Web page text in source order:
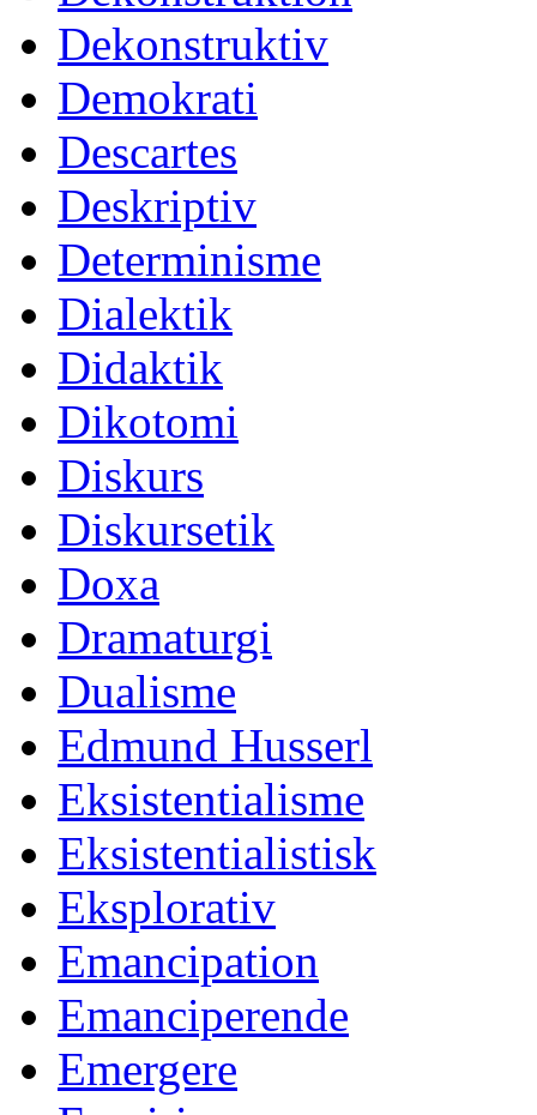
Dekonstruktiv
Demokrati
Descartes
Deskriptiv
Determinisme
Dialektik
Didaktik
Dikotomi
Diskurs
Diskursetik
Doxa
Dramaturgi
Dualisme
Edmund Husserl
Eksistentialisme
Eksistentialistisk
Eksplorativ
Emancipation
Emanciperende
Emergere